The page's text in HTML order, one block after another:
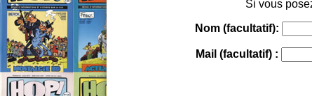
Si vous
Nom (facultatif):
Mail (facultatif) :